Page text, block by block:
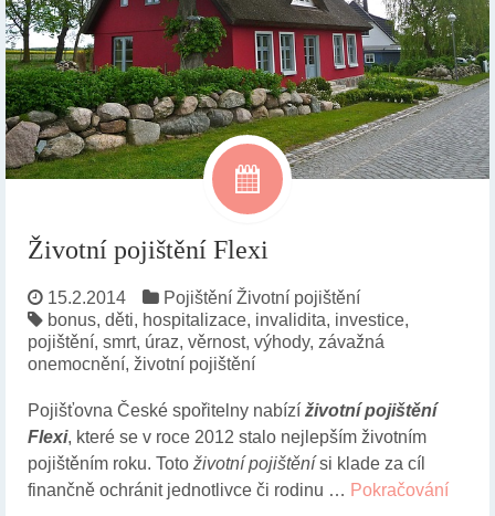
Životní pojištění Flexi
15.2.2014 Pojištění Životní pojištění
bonus, děti, hospitalizace, invalidita, investice,
pojištění, smrt, úraz, věrnost, výhody, závažná
onemocnění, životní pojištění
Pojišťovna České spořitelny nabízí životní pojištění
Flexi, které se v roce 2012 stalo nejlepším životním
pojištěním roku. Toto životní pojištěnísi klade za cíl
finančně ochránit jednotlivce či rodinu … Pokračování